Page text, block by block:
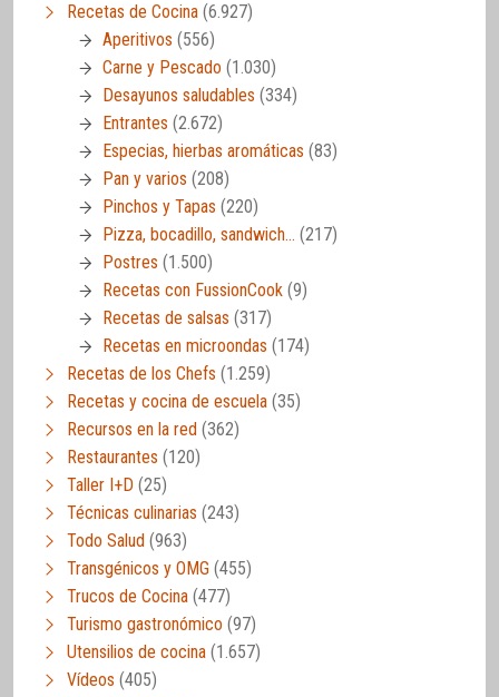
Recetas de Cocina (6.927)
Aperitivos (556)
Carne y Pescado (1.030)
Desayunos saludables (334)
Entrantes (2.672)
Especias, hierbas aromáticas (83)
Pan y varios (208)
Pinchos y Tapas (220)
Pizza, bocadillo, sandwich… (217)
Postres (1.500)
Recetas con FussionCook (9)
Recetas de salsas (317)
Recetas en microondas (174)
Recetas de los Chefs (1.259)
Recetas y cocina de escuela (35)
Recursos en la red (362)
Restaurantes (120)
Taller I+D (25)
Técnicas culinarias (243)
Todo Salud (963)
Transgénicos y OMG (455)
Trucos de Cocina (477)
Turismo gastronómico (97)
Utensilios de cocina (1.657)
Vídeos (405)